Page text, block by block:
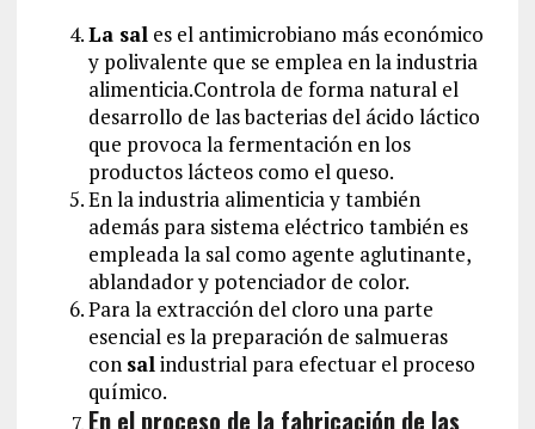
La sales el antimicrobiano más económico
y polivalente que se emplea en la industria
alimenticia.Controla de forma natural el
desarrollo de las bacterias del ácido láctico
que provoca la fermentación en los
productos lácteos como el queso.
En la industria alimenticia y también
además para sistema eléctrico también es
empleada la sal como agente aglutinante,
ablandador y potenciador de color.
Para la extracción del cloro una parte
esencial es la preparación de salmueras
con salindustrial para efectuar el proceso
químico.
En el proceso de la fabricación de las